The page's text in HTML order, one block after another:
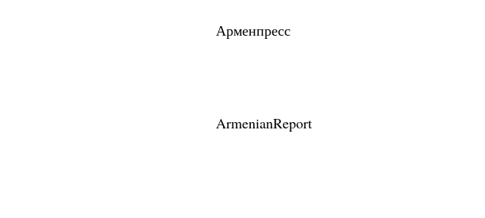
Арменпресс
ArmenianReport